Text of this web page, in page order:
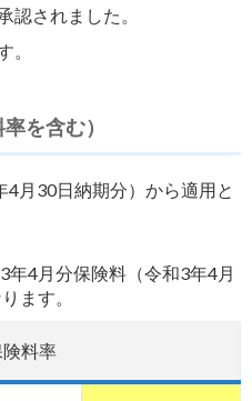
認されました。
。
を含む）
月30日納期分）から適用と
4月分保険料（令和3年4月
ます。
料率